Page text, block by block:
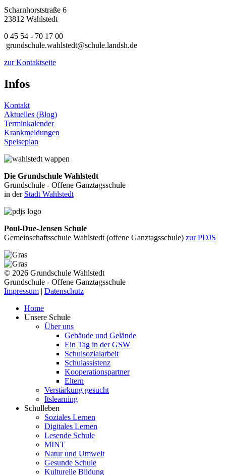
Scharnhorststraße 6
23812 Wahlstedt
0 45 54 - 70 17 00
grundschule.wahlstedt@schule.landsh.de
zur Kontaktseite
Infos
Kontakt
Aktuelles (Blog)
Terminkalender
Krankmeldungen
Speiseplan
Die Grundschule Wahlstedt
Grundschule - Offene Ganztagsschule
in der Stadt Wahlstedt
Poul-Due-Jensen Schule
Gemeinschaftsschule Wahlstedt (offene Ganztagsschule) zur PDJS
© 2026 Grundschule Wahlstedt
Grundschule - Offene Ganztagsschule
Impressum | Datenschutz
Home
Unsere Schule
Über uns
Gebäude und Gelände
Ein Tag in der GSW
Schulsozialarbeit
Schulassistenz
Kooperationspartner
Eltern
Verstärkung gesucht
Itslearning
Schulleben
Soziales Lernen
Digitales Lernen
Lesende Schule
MINT
Natur und Umwelt
Gesunde Schule
Kulturelle Bildung